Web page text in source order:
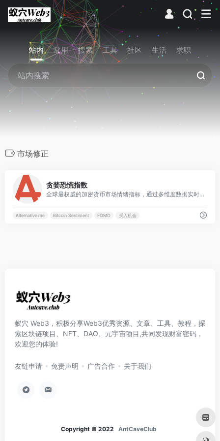
站内 常用 搜索 工具 社区 生活 求职
市场修正
贪婪恐慌指数
全球最权威的加密货币市场情绪指标，通过多维度数据实时量化投资者心态，为市场研判提供逆向投资参考。
Alternative.me Bitcoin Sentiment FOMO 买入机会
蚁穴 Web3，积极分享Web3优秀资源、文章、工具、教程，探
索区块链项目、NFT、DAO、元宇宙项目,共同发现财富密码，
欢迎您的体验!
友链申请 免责声明 广告合作 关于我们
Copyright © 2022 AntCaveClub